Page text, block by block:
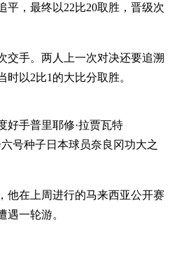
平，最终以22比20取胜，晋级次
交手。两人上一次对决还要追溯
时以2比1的大比分取胜。
好手普里耶修·拉贾瓦特
六号种子日本球员奈良冈功大之
他在上周进行的马来西亚公开赛
遇一轮游。